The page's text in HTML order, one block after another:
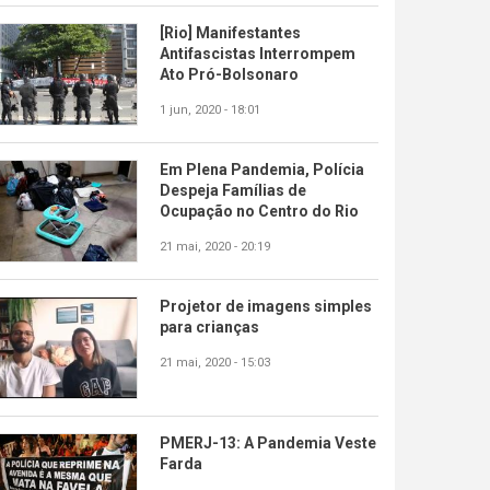
[Rio] Manifestantes
Antifascistas Interrompem
Ato Pró-Bolsonaro
1 jun, 2020 - 18:01
Em Plena Pandemia, Polícia
Despeja Famílias de
Ocupação no Centro do Rio
21 mai, 2020 - 20:19
Projetor de imagens simples
para crianças
21 mai, 2020 - 15:03
PMERJ-13: A Pandemia Veste
Farda